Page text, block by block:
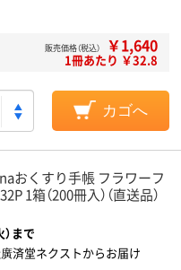
販売価格（税込） ￥1,640
1冊あたり ￥32.8
カゴへ
おくすり手帳 フラワーフ
1箱（200冊入）（直送品）
まで
済堂ネクストからお届け